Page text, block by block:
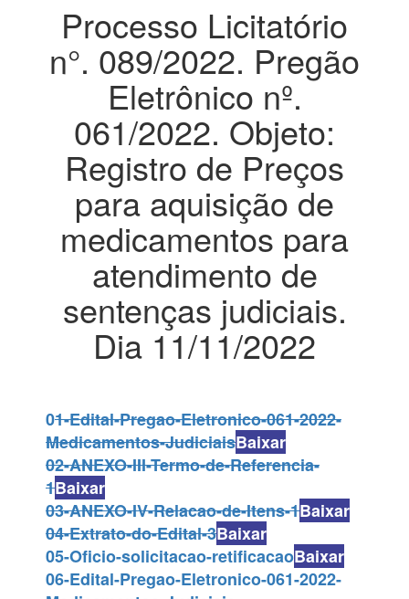
Processo Licitatório
n°. 089/2022. Pregão
Eletrônico nº.
061/2022. Objeto:
Registro de Preços
para aquisição de
medicamentos para
atendimento de
sentenças judiciais.
Dia 11/11/2022
01-Edital-Pregao-Eletronico-061-2022-
Medicamentos-JudiciaisBaixar
02-ANEXO-III-Termo-de-Referencia-
1Baixar
03-ANEXO-IV-Relacao-de-Itens-1Baixar
04-Extrato-do-Edital-3Baixar
05-Oficio-solicitacao-retificacaoBaixar
06-Edital-Pregao-Eletronico-061-2022-